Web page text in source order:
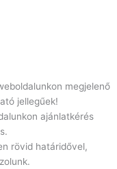
megjelenő
jellegűek!
ajánlatkérés
rövid határidővel,